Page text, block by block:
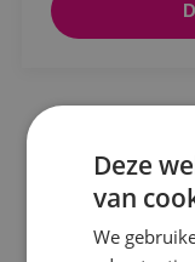
Deze
van
We